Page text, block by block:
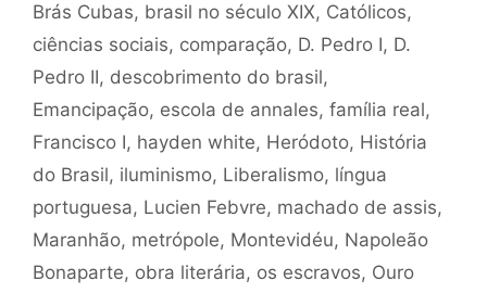
Brás Cubas, brasil no século XIX, Católicos,
ciências sociais, comparação, D. Pedro I, D.
Pedro II, descobrimento do brasil,
Emancipação, escola de annales, família real,
Francisco I, hayden white, Heródoto, História
do Brasil, iluminismo, Liberalismo, língua
portuguesa, Lucien Febvre, machado de assis,
Maranhão, metrópole, Montevidéu, Napoleão
Bonaparte, obra literária, os escravos, Ouro